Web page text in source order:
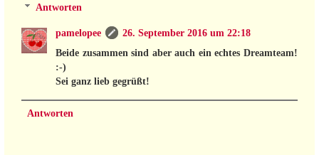
Antworten
pamelopee
26. September 2016 um 22:18
Beide zusammen sind aber auch ein echtes Dreamteam!
:-)
Sei ganz lieb gegrüßt!
Antworten